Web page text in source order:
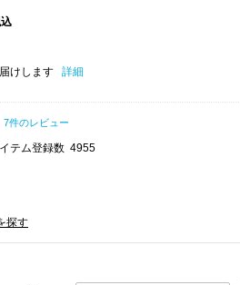
けします 詳細
7件のレビュー
テム登録数 4955
探す